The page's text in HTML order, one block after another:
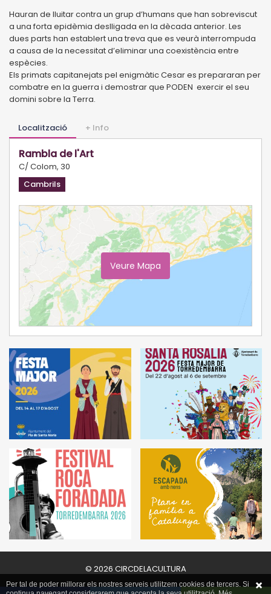
Hauran de lluitar contra un grup d’humans que han sobreviscut
a una forta epidèmia deslligada en la dècada anterior. Les
dues parts han establert una treva que es veurà interrompuda
a causa de la necessitat d’eliminar una coexistència entre
espècies.
Els primats capitanejats pel enigmàtic Cesar es prepararan per
combatre en la guerra i demostrar que PODEN exercir el seu
domini sobre la Terra.
Localització + Info
Rambla de l'Art
C/ Colom, 30
Cambrils
Veure Mapa
© 2026 CIRCDELACULTURA
Per tal de poder millorar els nostres serveis utilitzem cookies de tercers. Si